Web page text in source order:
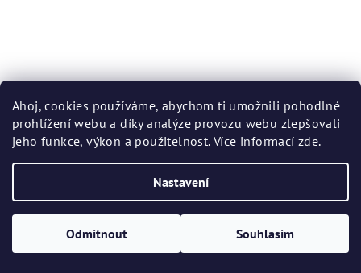
Ahoj, cookies používáme, abychom ti umožnili pohodlné
prohlížení webu a díky analýze provozu webu zlepšovali
jeho funkce, výkon a použitelnost. Více informací zde.
Nastavení
Odmítnout Souhlasím